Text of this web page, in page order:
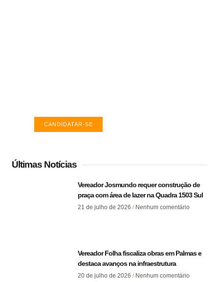
CANDIDATAR-SE
Últimas Notícias
Vereador Josmundo requer construção de
praça com área de lazer na Quadra 1503 Sul
21 de julho de 2026 Nenhum comentário
Vereador Folha fiscaliza obras em Palmas e
destaca avanços na infraestrutura
20 de julho de 2026 Nenhum comentário